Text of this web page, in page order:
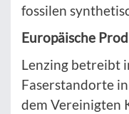
fossilen
Europäische
Lenzing betreibt
Faserstandorte
dem Vereinigten